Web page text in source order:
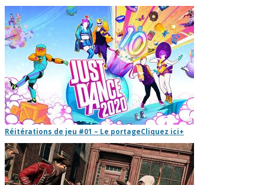
Réitérations de jeu #01 – Le portageCliquez ici+